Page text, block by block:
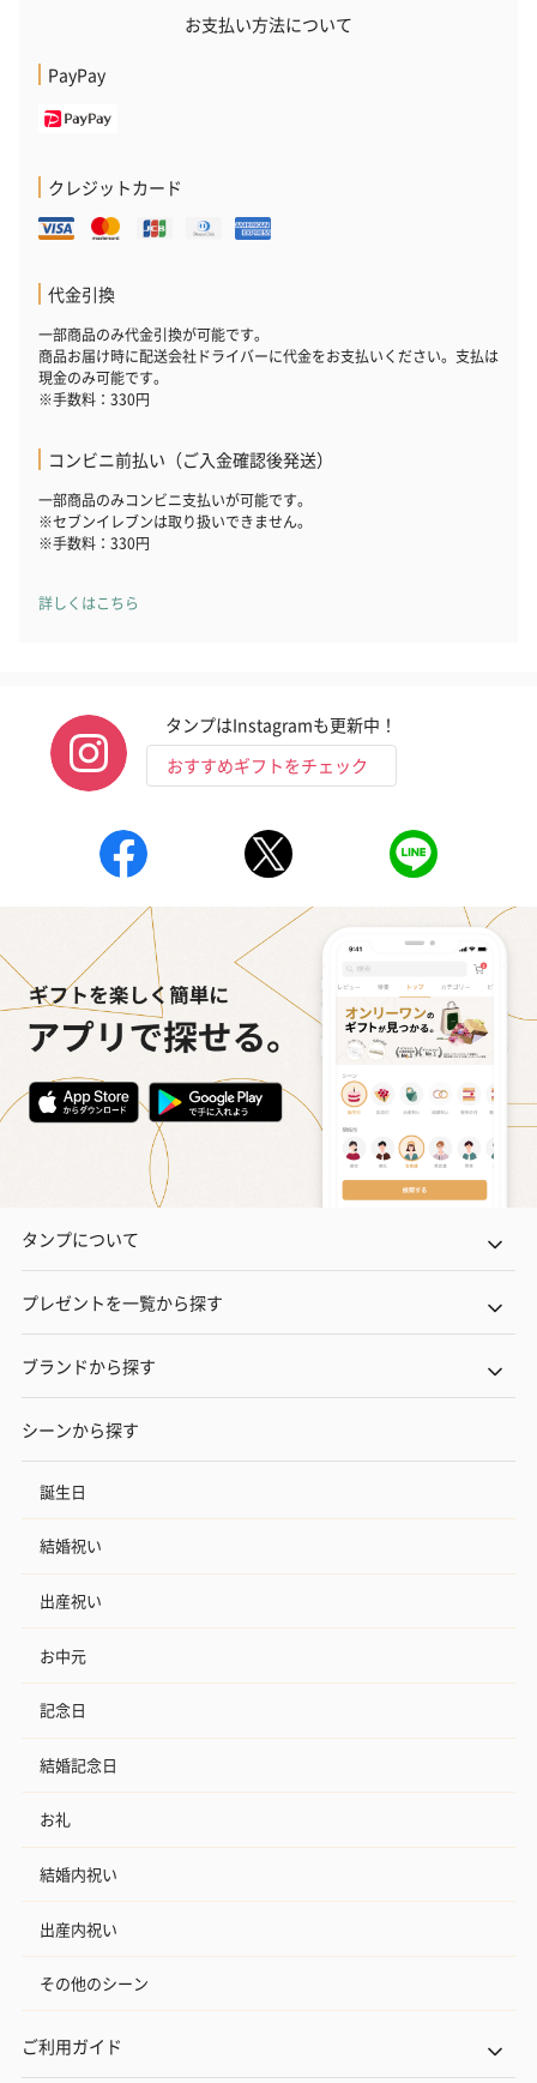
いぶりがっことチーズ
ごろっとうまみ チーズ
お支払い方法について
PayPay
クレジットカード
代金引換
一部商品のみ代金引換が可能です。
商品お届け時に配送会社ドライバーに代金をお支払いください。支払は
現金のみ可能です。
※手数料：330円
コンビニ前払い（ご入金確認後発送）
一部商品のみコンビニ支払いが可能です。
※セブンイレブンは取り扱いできません。
※手数料：330円
詳しくはこちら
タンプはInstagramも更新中！
おすすめギフトをチェック
タンプについて
プレゼントを一覧から探す
ブランドから探す
シーンから探す
誕生日
結婚祝い
出産祝い
お中元
記念日
結婚記念日
お礼
結婚内祝い
出産内祝い
その他のシーン
ご利用ガイド